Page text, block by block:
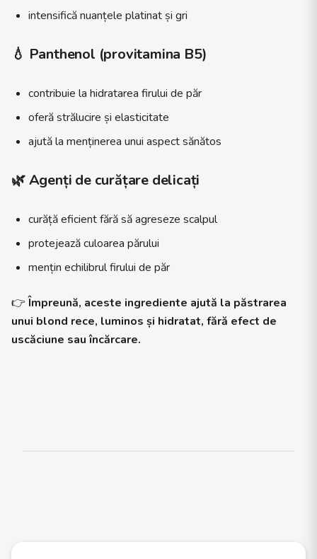
intensifică nuanțele platinat și gri
💧 Panthenol (provitamina B5)
contribuie la hidratarea firului de păr
oferă strălucire și elasticitate
ajută la menținerea unui aspect sănătos
🌿 Agenți de curățare delicați
curăță eficient fără să agreseze scalpul
protejează culoarea părului
mențin echilibrul firului de păr
👉Împreună, aceste ingrediente ajută la păstrarea
unui blond rece, luminos și hidratat, fără efect de
uscăciune sau încărcare.